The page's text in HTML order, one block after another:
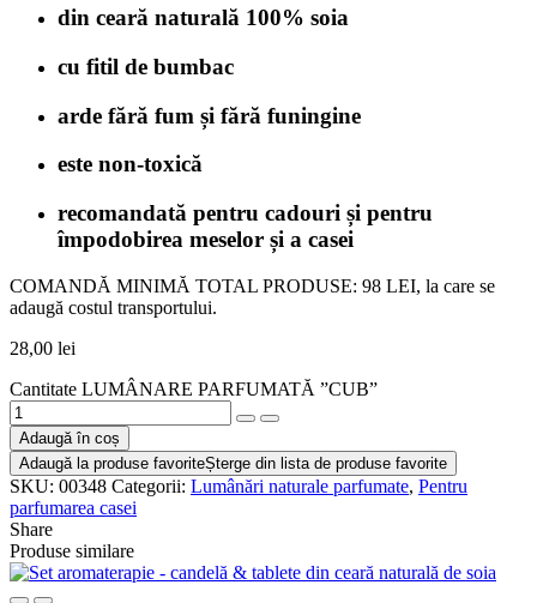
din ceară naturală 100% soia
cu fitil de bumbac
arde fără fum și fără funingine
este non-toxică
recomandată pentru cadouri și pentru
împodobirea meselor și a casei
COMANDĂ MINIMĂ TOTAL PRODUSE: 98 LEI, la care se
adaugă costul transportului.
28,00 lei
Cantitate LUMÂNARE PARFUMATĂ ”CUB”
Adaugă în coș
Adaugă la produse favoriteȘterge din lista de produse favorite
SKU: 00348 Categorii: Lumânări naturale parfumate, Pentru
parfumarea casei
Share
Produse similare